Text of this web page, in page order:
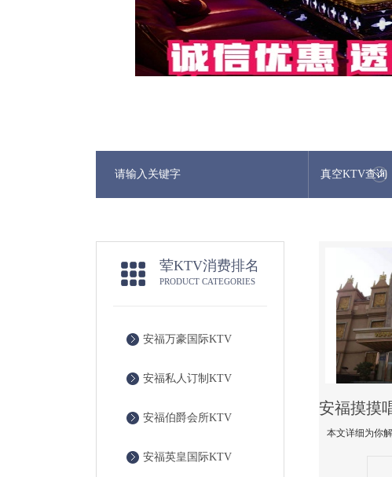
真空KTV查询
荤KTV消费排名
PRODUCT CATEGORIES
安福万豪国际KTV
安福私人订制KTV
安福伯爵会所KTV
安福英皇国际KTV